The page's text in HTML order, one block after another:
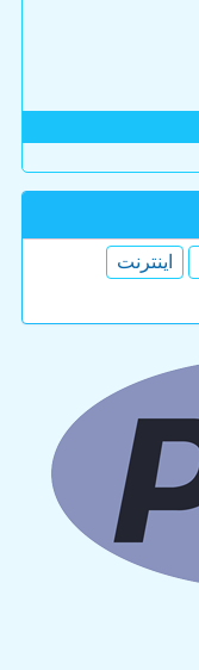
اینترنت